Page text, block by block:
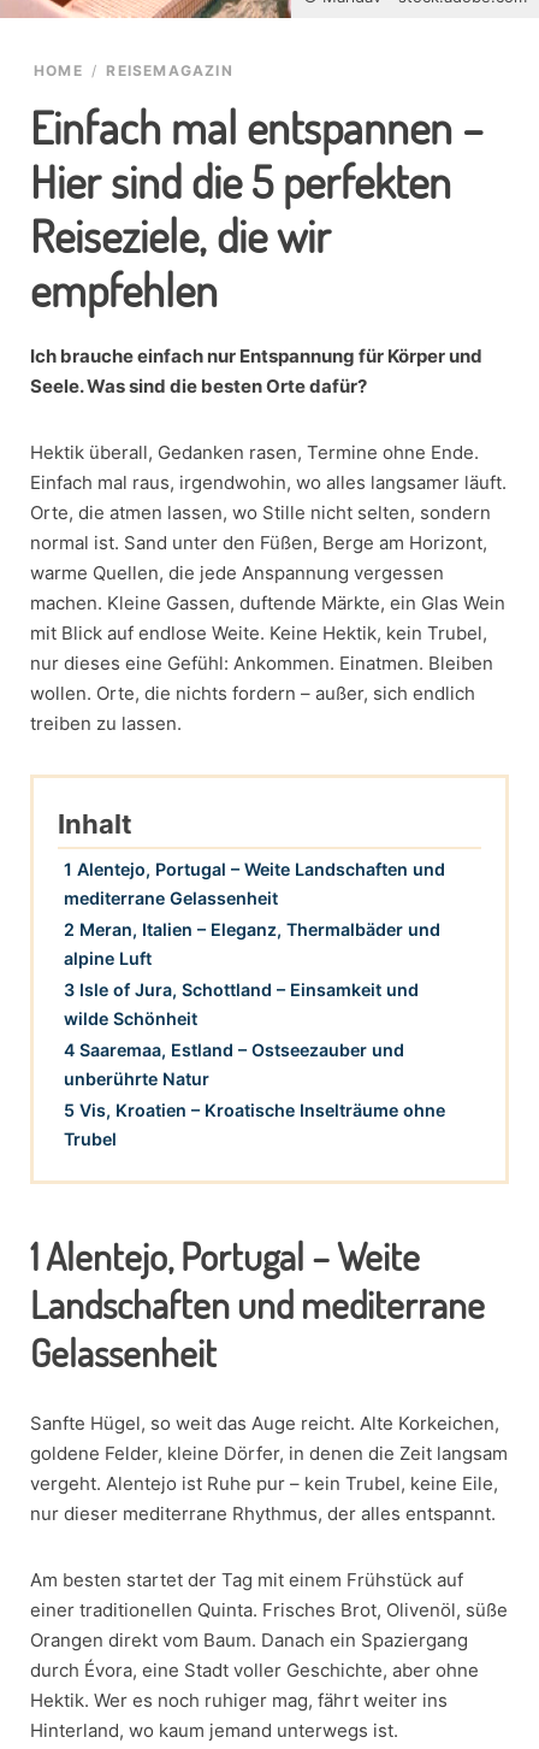
HOME / REISEMAGAZIN
Einfach mal entspannen –
Hier sind die 5 perfekten
Reiseziele, die wir
empfehlen
Ich brauche einfach nur Entspannung für Körper und
Seele. Was sind die besten Orte dafür?
Hektik überall, Gedanken rasen, Termine ohne Ende.
Einfach mal raus, irgendwohin, wo alles langsamer läuft.
Orte, die atmen lassen, wo Stille nicht selten, sondern
normal ist. Sand unter den Füßen, Berge am Horizont,
warme Quellen, die jede Anspannung vergessen
machen. Kleine Gassen, duftende Märkte, ein Glas Wein
mit Blick auf endlose Weite. Keine Hektik, kein Trubel,
nur dieses eine Gefühl: Ankommen. Einatmen. Bleiben
wollen. Orte, die nichts fordern – außer, sich endlich
treiben zu lassen.
Inhalt
1 Alentejo, Portugal – Weite Landschaften und
mediterrane Gelassenheit
2 Meran, Italien – Eleganz, Thermalbäder und
alpine Luft
3 Isle of Jura, Schottland – Einsamkeit und
wilde Schönheit
4 Saaremaa, Estland – Ostseezauber und
unberührte Natur
5 Vis, Kroatien – Kroatische Inselträume ohne
Trubel
1Alentejo, Portugal – Weite
Landschaften und mediterrane
Gelassenheit
Sanfte Hügel, so weit das Auge reicht. Alte Korkeichen,
goldene Felder, kleine Dörfer, in denen die Zeit langsam
vergeht. Alentejo ist Ruhe pur – kein Trubel, keine Eile,
nur dieser mediterrane Rhythmus, der alles entspannt.
Am besten startet der Tag mit einem Frühstück auf
einer traditionellen Quinta. Frisches Brot, Olivenöl, süße
Orangen direkt vom Baum. Danach ein Spaziergang
durch Évora, eine Stadt voller Geschichte, aber ohne
Hektik. Wer es noch ruhiger mag, fährt weiter ins
Hinterland, wo kaum jemand unterwegs ist.